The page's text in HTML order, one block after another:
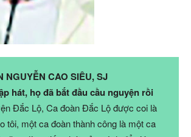
NGUYỄN CAO SIÊU, SJ
hát, họ đã bắt đầu cầu nguyện rồi
Đắc Lộ, Ca đoàn Đắc Lộ được coi là
tôi, một ca đoàn thành công là một ca